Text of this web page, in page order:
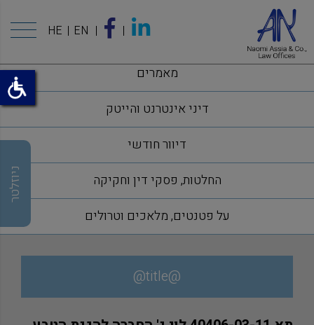
HE EN
מאמרים
דיני אינטרנט והייטק
דיוור חודשי
החלטות, פסקי דין וחקיקה
על פטנטים, מלאכים וטרולים
@title@
ניוזלטר